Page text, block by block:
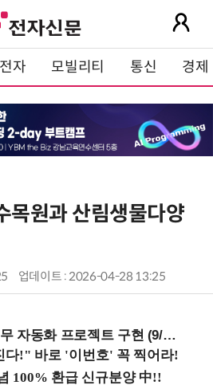
전자 모빌리티 통신 경제
목원과 산림생물다양
업데이트 : 2026-04-28 13:25
프로젝트 구현 (9/16 ~17 강남역)